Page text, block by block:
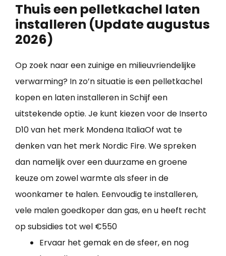
Thuis een pelletkachel laten
installeren (Update augustus
2026)
Op zoek naar een zuinige en milieuvriendelijke
verwarming? In zo’n situatie is een pelletkachel
kopen en laten installeren in Schijf een
uitstekende optie. Je kunt kiezen voor de Inserto
D10 van het merk Mondena ItaliaOf wat te
denken van het merk Nordic Fire. We spreken
dan namelijk over een duurzame en groene
keuze om zowel warmte als sfeer in de
woonkamer te halen. Eenvoudig te installeren,
vele malen goedkoper dan gas, en u heeft recht
op subsidies tot wel €550
Ervaar het gemak en de sfeer, en nog